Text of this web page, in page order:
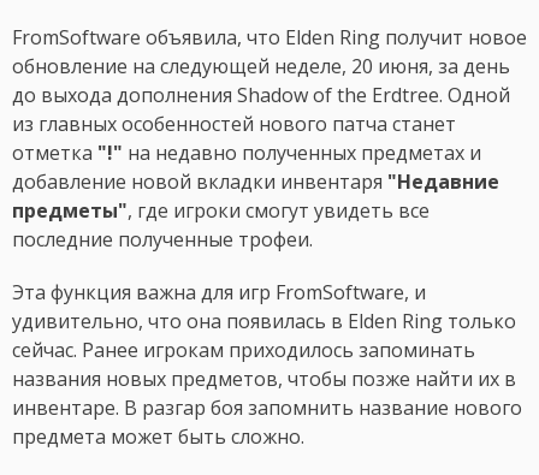
FromSoftware объявила, что Elden Ring получит новое
обновление на следующей неделе, 20 июня, за день
до выхода дополнения Shadow of the Erdtree. Одной
из главных особенностей нового патча станет
отметка "!" на недавно полученных предметах и
добавление новой вкладки инвентаря "Недавние
предметы", где игроки смогут увидеть все
последние полученные трофеи.
Эта функция важна для игр FromSoftware, и
удивительно, что она появилась в Elden Ring только
сейчас. Ранее игрокам приходилось запоминать
названия новых предметов, чтобы позже найти их в
инвентаре. В разгар боя запомнить название нового
предмета может быть сложно.